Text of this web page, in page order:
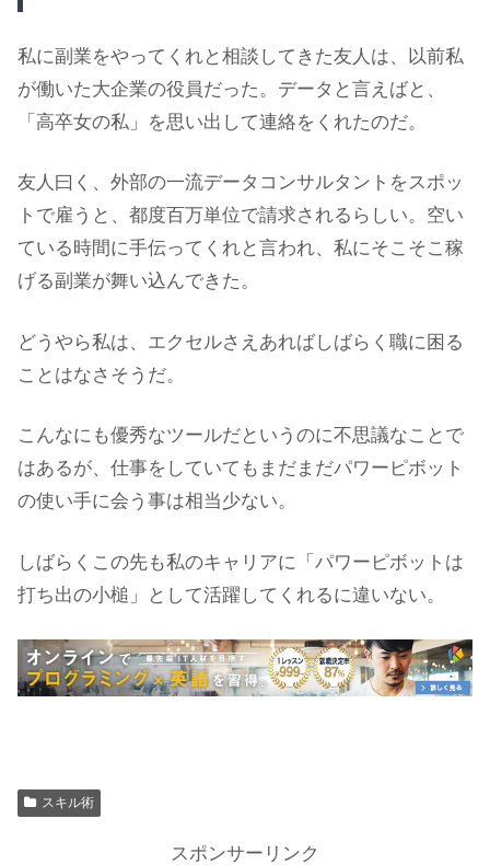
私に副業をやってくれと相談してきた友人は、以前私
が働いた大企業の役員だった。データと言えばと、
「高卒女の私」を思い出して連絡をくれたのだ。
友人曰く、外部の一流データコンサルタントをスポッ
トで雇うと、都度百万単位で請求されるらしい。空い
ている時間に手伝ってくれと言われ、私にそこそこ稼
げる副業が舞い込んできた。
どうやら私は、エクセルさえあればしばらく職に困る
ことはなさそうだ。
こんなにも優秀なツールだというのに不思議なことで
はあるが、仕事をしていてもまだまだパワーピボット
の使い手に会う事は相当少ない。
しばらくこの先も私のキャリアに「パワーピボットは
打ち出の小槌」として活躍してくれるに違いない。
スキル術
スポンサーリンク